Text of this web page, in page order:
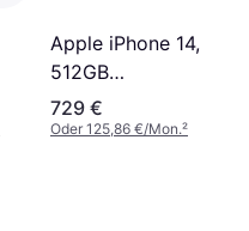
Apple iPhone 14,
512GB
(PRODUCT)RED
729 €
Oder 125,86 €/Mon.²